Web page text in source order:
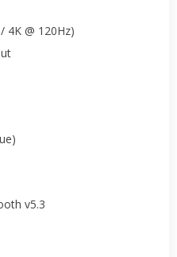
4K @ 120Hz)
v5.3